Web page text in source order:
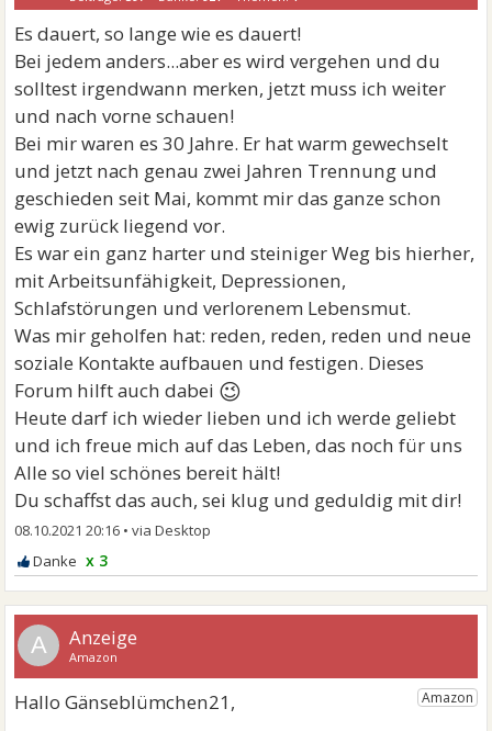
Es dauert, so lange wie es dauert!
Bei jedem anders...aber es wird vergehen und du
solltest irgendwann merken, jetzt muss ich weiter
und nach vorne schauen!
Bei mir waren es 30 Jahre. Er hat warm gewechselt
und jetzt nach genau zwei Jahren Trennung und
geschieden seit Mai, kommt mir das ganze schon
ewig zurück liegend vor.
Es war ein ganz harter und steiniger Weg bis hierher,
mit Arbeitsunfähigkeit, Depressionen,
Schlafstörungen und verlorenem Lebensmut.
Was mir geholfen hat: reden, reden, reden und neue
soziale Kontakte aufbauen und festigen. Dieses
Forum hilft auch dabei 😉
Heute darf ich wieder lieben und ich werde geliebt
und ich freue mich auf das Leben, das noch für uns
Alle so viel schönes bereit hält!
Du schaffst das auch, sei klug und geduldig mit dir!
08.10.2021 20:16 •
x 3
A